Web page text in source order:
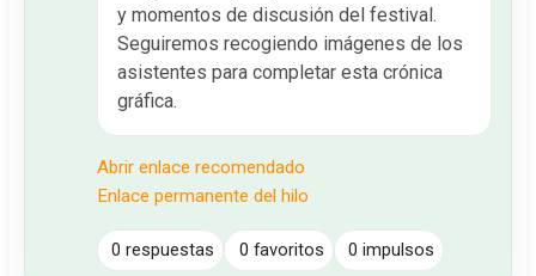
y momentos de discusión del festival.
Seguiremos recogiendo imágenes de los
asistentes para completar esta crónica
gráfica.
Abrir enlace recomendado
Enlace permanente del hilo
0 respuestas 0 favoritos 0 impulsos